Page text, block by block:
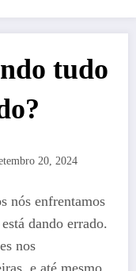
tudo
20, 2024
nós enfrentamos
dando errado.
nos
e até mesmo